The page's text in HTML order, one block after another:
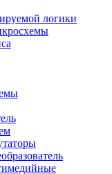
логики